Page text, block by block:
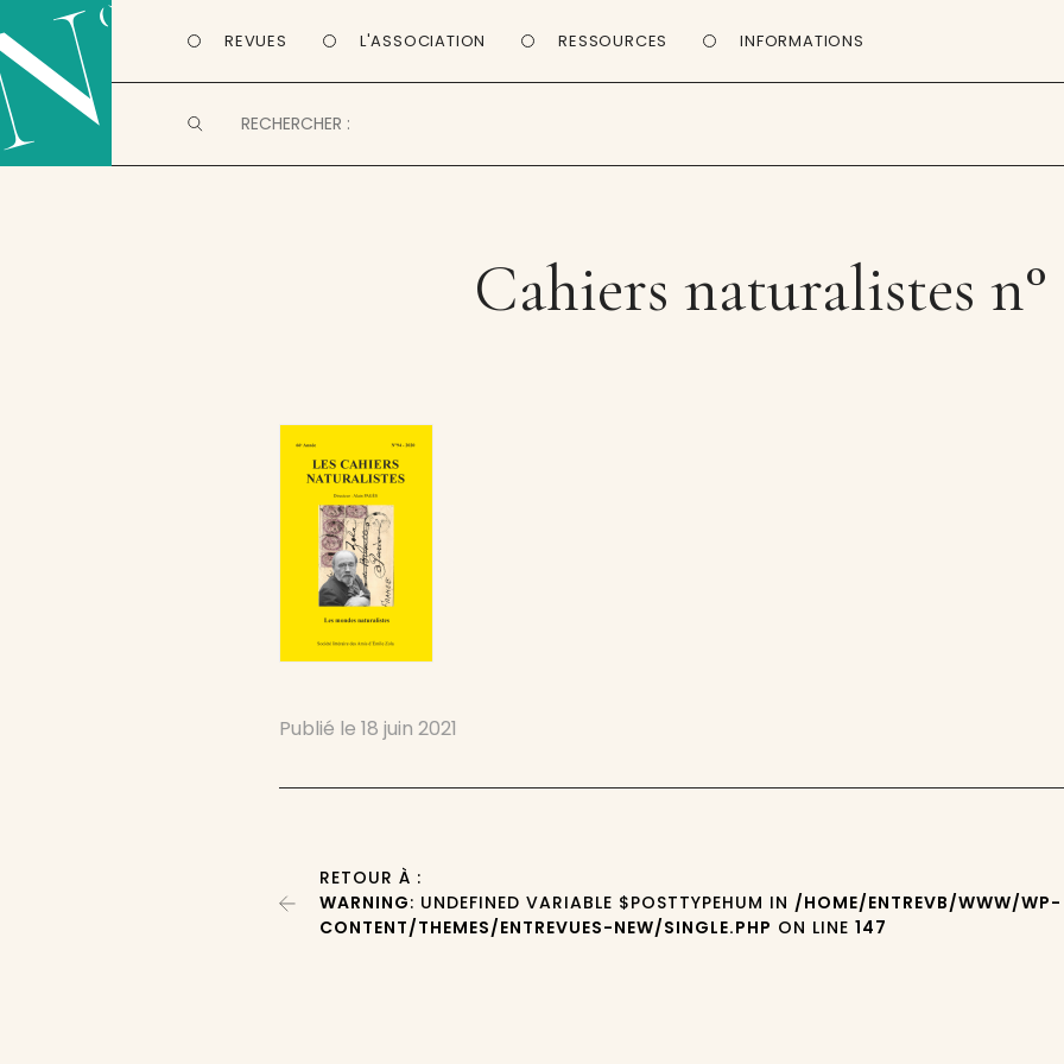
REVUES L'ASSOCIATION RESSOURCES INFORMATIONS
Cahiers naturalistes n°
Publié le18 juin 2021
RETOUR À :
WARNING: UNDEFINED VARIABLE $POSTTYPEHUM IN /HOME/ENTREVB/WWW/WP-
CONTENT/THEMES/ENTREVUES-NEW/SINGLE.PHP ON LINE147